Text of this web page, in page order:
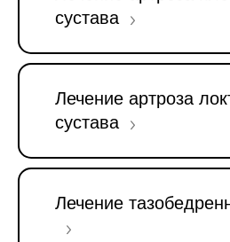
сустава
Лечение артроза
сустава
Лечение